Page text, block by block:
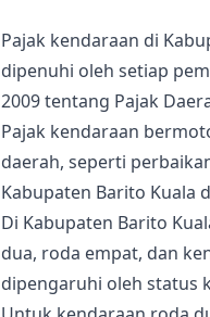
Pajak kendaraan di
dipenuhi oleh setiap
2009 tentang Pajak
Pajak kendaraan
daerah, seperti
Kabupaten Barito Kuala
Di Kabupaten Barito
dua, roda empat, dan
dipengaruhi oleh status